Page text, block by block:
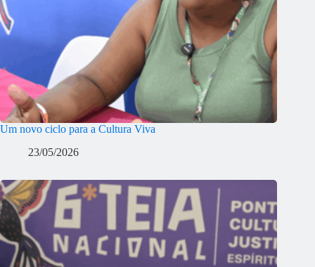
Um novo ciclo para a Cultura Viva
23/05/2026